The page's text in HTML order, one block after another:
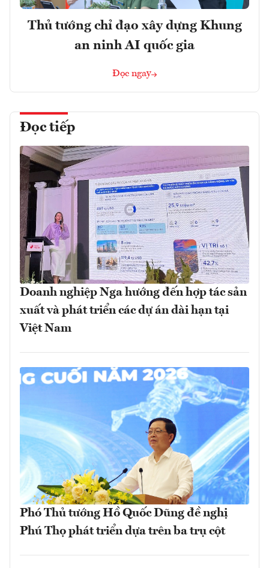
Thủ tướng chỉ đạo xây dựng Khung
an ninh AI quốc gia
Đọc ngay
Đọc tiếp
Doanh nghiệp Nga hướng đến hợp tác sản
xuất và phát triển các dự án dài hạn tại
Việt Nam
Phó Thủ tướng Hồ Quốc Dũng đề nghị
Phú Thọ phát triển dựa trên ba trụ cột